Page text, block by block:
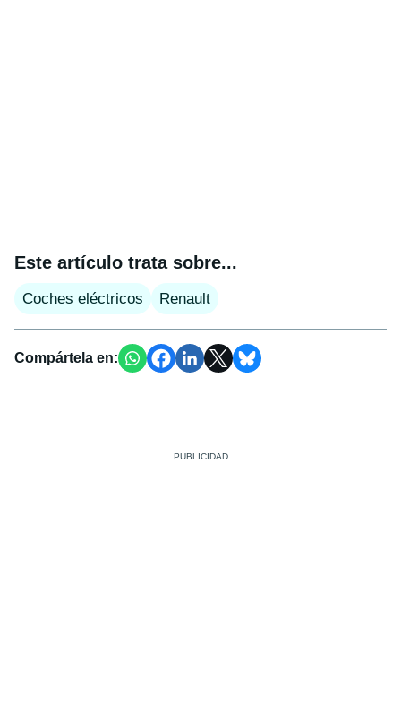
Este artículo trata sobre...
Coches eléctricos Renault
Compártela en: